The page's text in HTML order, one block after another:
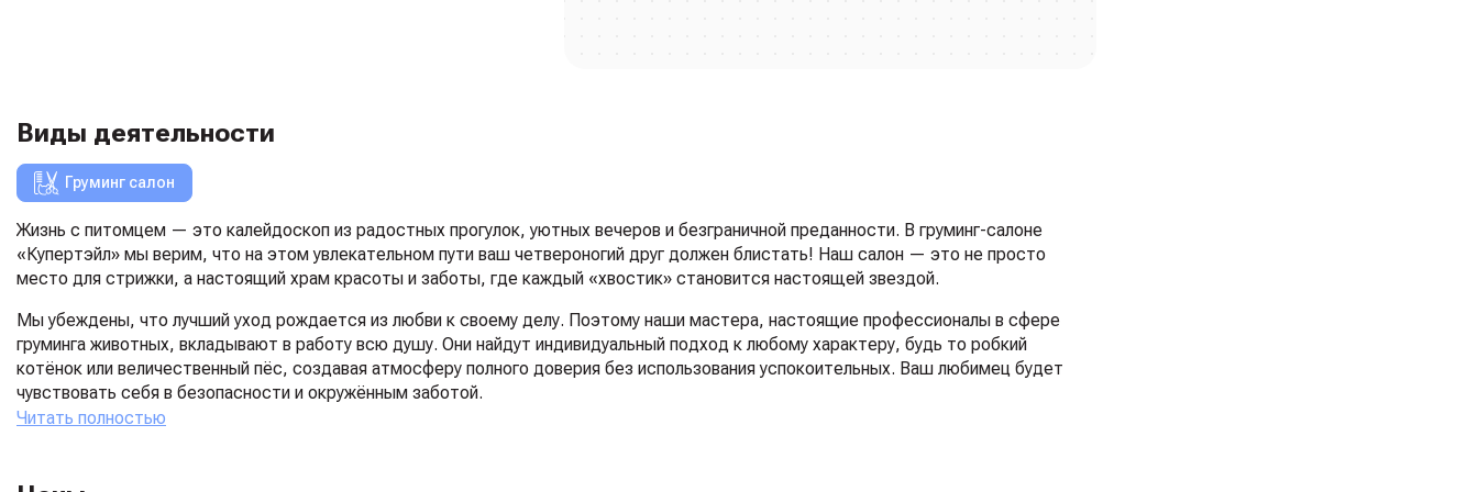
Виды деятельности
Груминг салон
Жизнь с питомцем — это калейдоскоп из радостных прогулок, уютных вечеров и безграничной преданности. В груминг-салоне
«Купертэйл» мы верим, что на этом увлекательном пути ваш четвероногий друг должен блистать! Наш салон — это не просто
место для стрижки, а настоящий храм красоты и заботы, где каждый «хвостик» становится настоящей звездой.
Мы убеждены, что лучший уход рождается из любви к своему делу. Поэтому наши мастера, настоящие профессионалы в сфере
груминга животных, вкладывают в работу всю душу. Они найдут индивидуальный подход к любому характеру, будь то робкий
котёнок или величественный пёс, создавая атмосферу полного доверия без использования успокоительных. Ваш любимец будет
чувствовать себя в безопасности и окружённым заботой.
креативных стрижек, идеально выполняя как груминг собак, так и деликатный груминг кошек любой породы.
Читать полностью